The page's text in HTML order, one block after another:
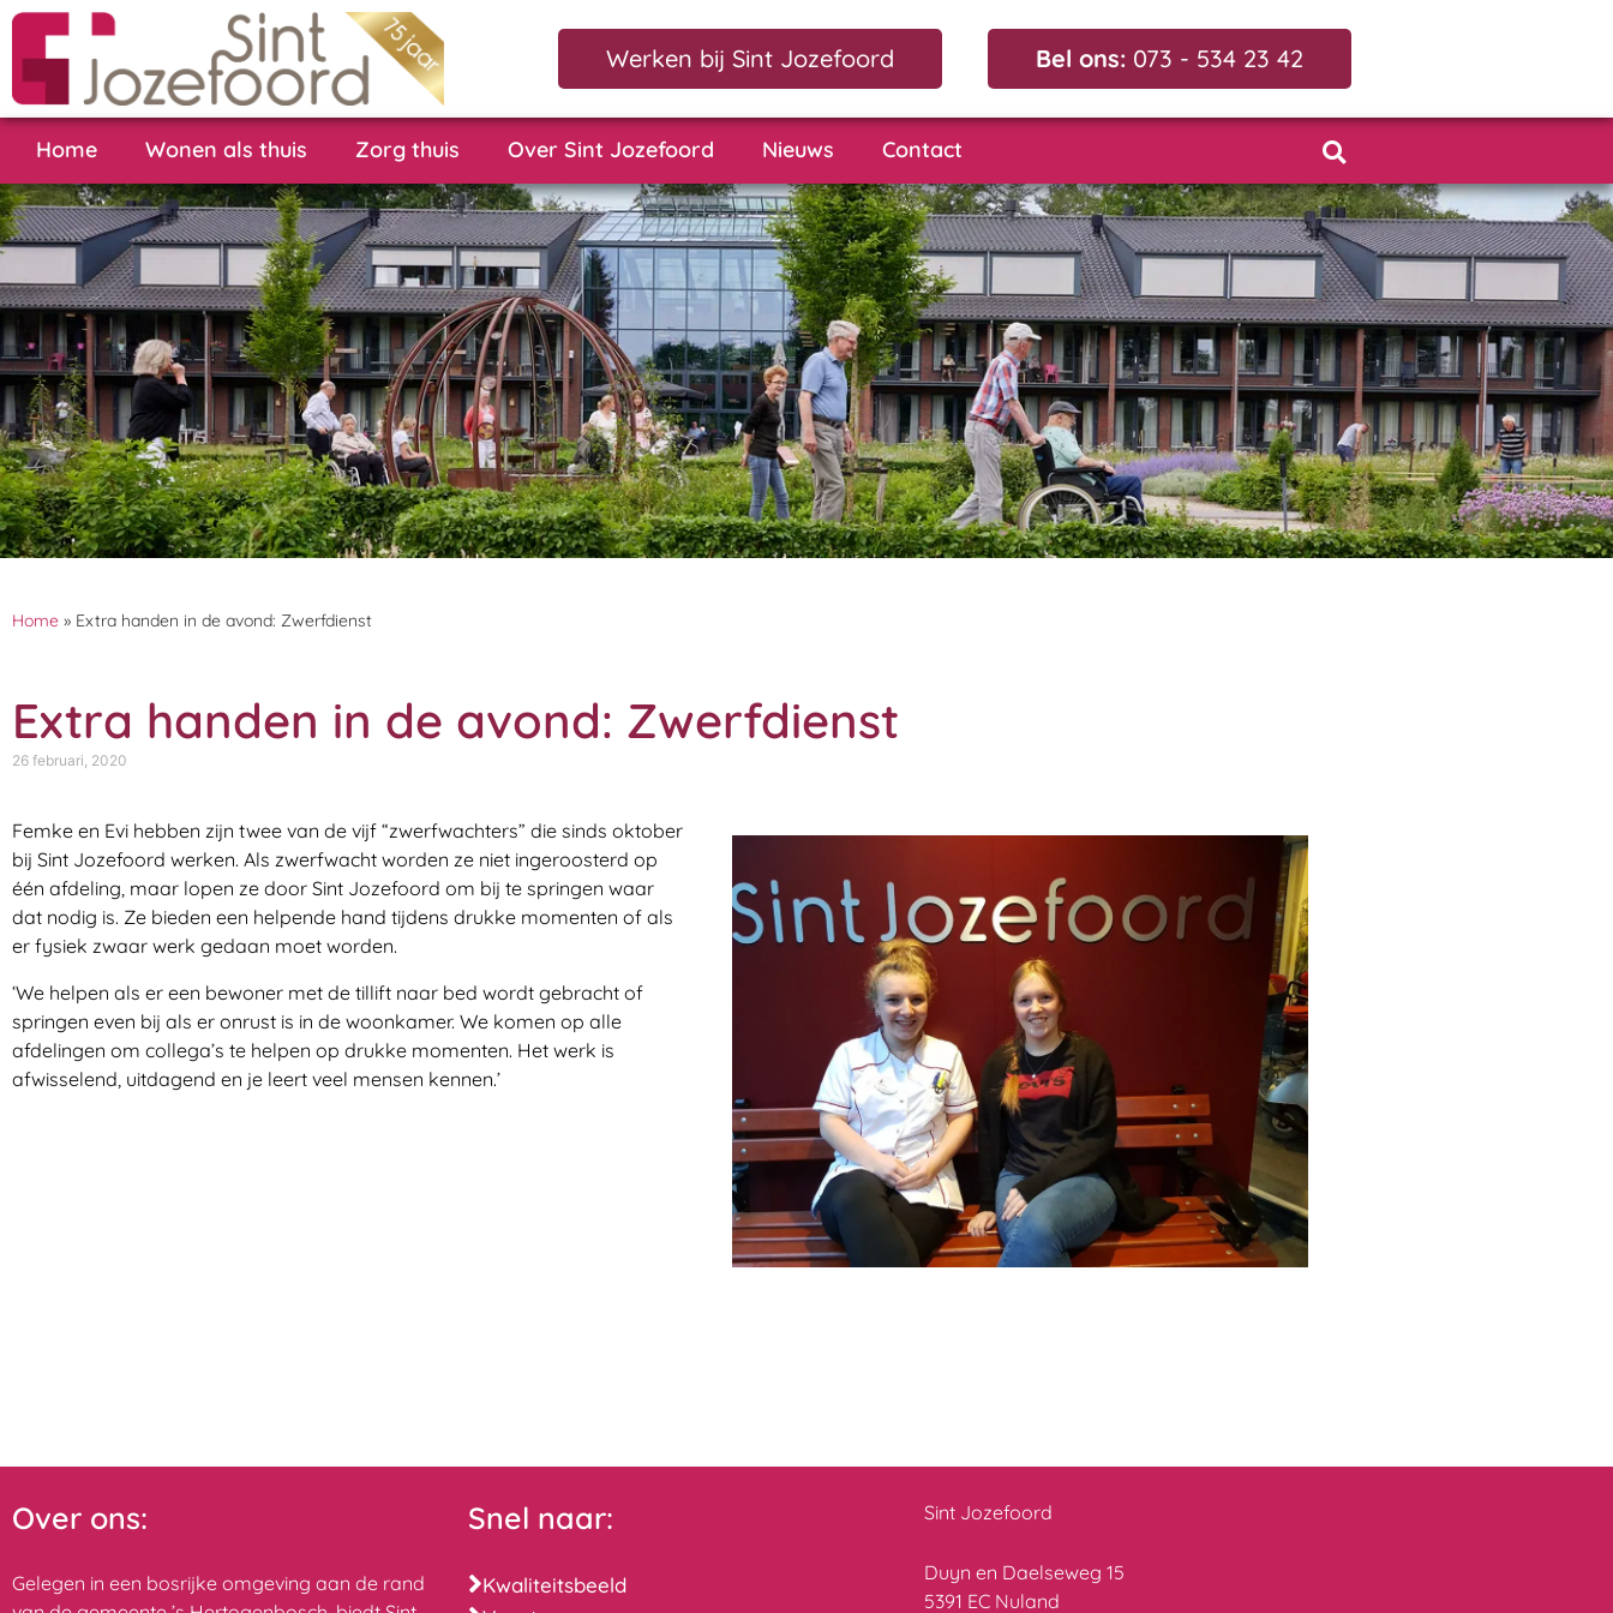
Werken bij Sint Jozefoord Bel ons: 073 - 534 23 42
Home Wonen als thuis Zorg thuis Over Sint Jozefoord Nieuws Contact
Home » Extra handen in de avond: Zwerfdienst
Extra handen in de avond: Zwerfdienst
26 februari, 2020
Femke en Evi hebben zijn twee van de vijf “zwerfwachters” die sinds oktober
bij Sint Jozefoord werken. Als zwerfwacht worden ze niet ingeroosterd op
één afdeling, maar lopen ze door Sint Jozefoord om bij te springen waar
dat nodig is. Ze bieden een helpende hand tijdens drukke momenten of als
er fysiek zwaar werk gedaan moet worden.
‘We helpen als er een bewoner met de tillift naar bed wordt gebracht of
springen even bij als er onrust is in de woonkamer. We komen op alle
afdelingen om collega’s te helpen op drukke momenten. Het werk is
afwisselend, uitdagend en je leert veel mensen kennen.’
Over ons:
Gelegen in een bosrijke omgeving aan de rand
Snel naar:
Kwaliteitsbeeld
Sint Jozefoord
Duyn en Daelseweg 15
5391 EC Nuland